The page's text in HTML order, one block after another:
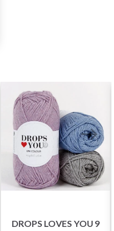
DROPS LOVES YOU 9